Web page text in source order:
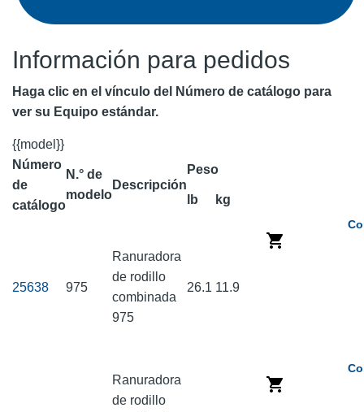
Información para pedidos
Haga clic en el vínculo del Número de catálogo para
ver su Equipo estándar.
{{model}}
Número
de
catálogo
N.° de
modelo
Descripción
Peso
lb kg
25638 975
Ranuradora
de rodillo
combinada
975
26.1 11.9
Ranuradora
de rodillo